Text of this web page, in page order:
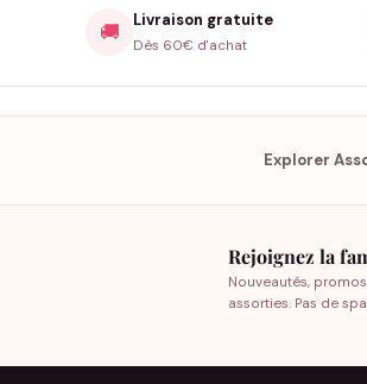
🚚 Livraison gratuite
Dès 60€ d'achat
Explorer
Rejoignez la
Nouveautés,
assorties. Pas de